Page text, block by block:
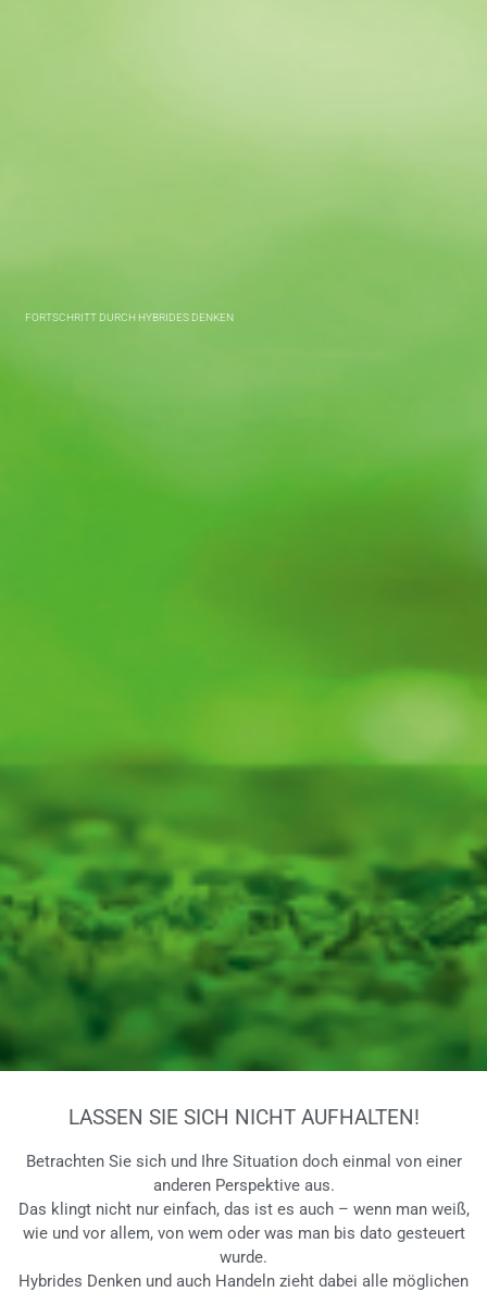
FORTSCHRITT DURCH HYBRIDES DENKEN
LASSEN SIE SICH NICHT AUFHALTEN!
Betrachten Sie sich und Ihre Situation doch einmal von einer
anderen Perspektive aus.
Das klingt nicht nur einfach, das ist es auch – wenn man weiß,
wie und vor allem, von wem oder was man bis dato gesteuert
wurde.
Hybrides Denken und auch Handeln zieht dabei alle möglichen